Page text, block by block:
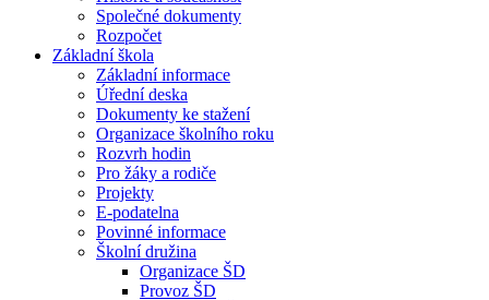
Společné dokumenty
Rozpočet
Základní škola
Základní informace
Úřední deska
Dokumenty ke stažení
Organizace školního roku
Rozvrh hodin
Pro žáky a rodiče
Projekty
E-podatelna
Povinné informace
Školní družina
Organizace ŠD
Provoz ŠD